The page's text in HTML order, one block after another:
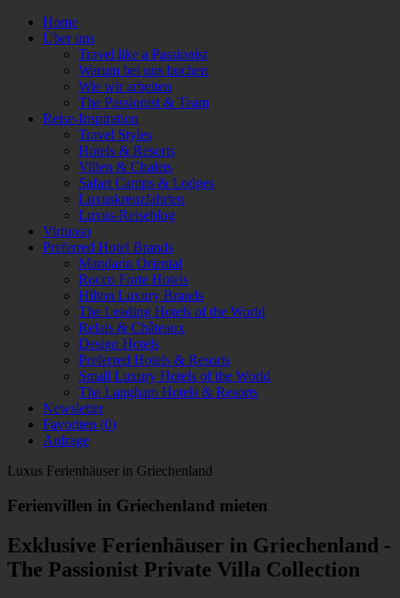
Home
Über uns
Travel like a Passionist
Warum bei uns buchen
Wie wir arbeiten
The Passionist & Team
Reise-Inspiration
Travel Styles
Hotels & Resorts
Villen & Chalets
Safari Camps & Lodges
Luxuskreuzfahrten
Luxus-Reiseblog
Virtuoso
Preferred Hotel Brands
Mandarin Oriental
Rocco Forte Hotels
Hilton Luxury Brands
The Leading Hotels of the World
Relais & Châteaux
Design Hotels
Preferred Hotels & Resorts
Small Luxury Hotels of the World
The Langham Hotels & Resorts
Newsletter
Favoriten (0)
Anfrage
Luxus Ferienhäuser in Griechenland
Ferienvillen in Griechenland mieten
Exklusive Ferienhäuser in Griechenland -
The Passionist Private Villa Collection